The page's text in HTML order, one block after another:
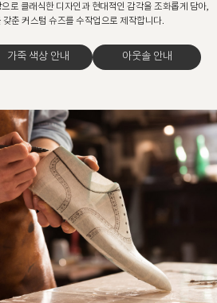
로 클래식한 디자인과 현대적인 감각을 조화롭게 담아,
춘 커스텀 슈즈를 수작업으로 제작합니다.
가죽 색상 안내 아웃솔 안내